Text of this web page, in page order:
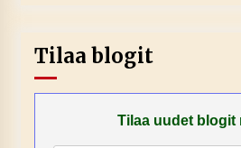
Tilaa blogit
Tilaa uudet blogit